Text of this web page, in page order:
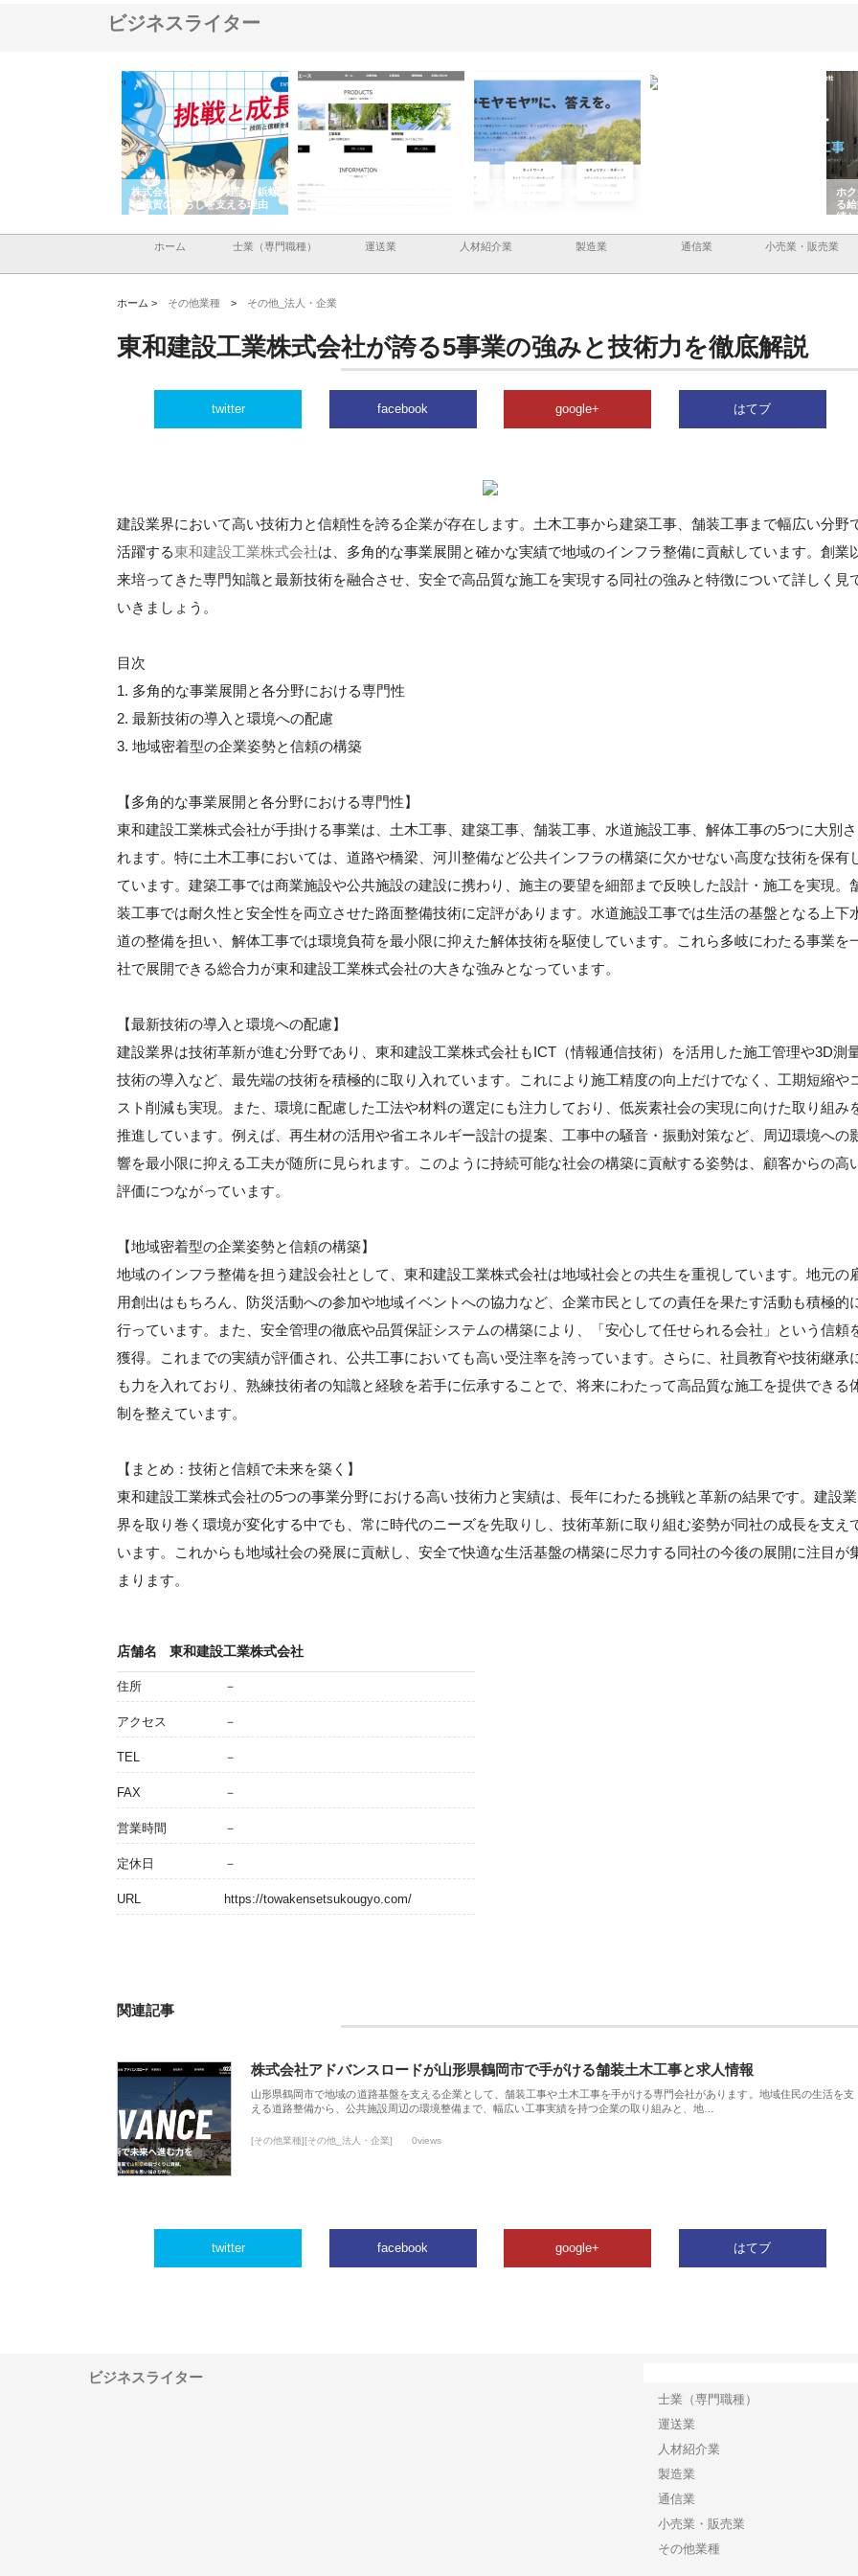
ビジネスライター
株式会社ナツハラが建設と鋲螺
で滋賀の暮らしを支える理由
株式会社メタルエースの企業サ
イトが提供する充実した情報内
株式会社ＣＳＡの事業内容と強
ホクシ
る給排
績と強
ホーム 士業（専門職種） 運送業 人材紹介業 製造業 通信業 小売業・販売業
ホーム > その他業種 > その他_法人・企業
東和建設工業株式会社が誇る5事業の強みと技術力を徹底解説
twitter facebook google+ はてブ
建設業界において高い技術力と信頼性を誇る企業が存在します。土木工事から建築工事、舗装工事まで幅広い分野
活躍する東和建設工業株式会社は、多角的な事業展開と確かな実績で地域のインフラ整備に貢献しています。創業
来培ってきた専門知識と最新技術を融合させ、安全で高品質な施工を実現する同社の強みと特徴について詳しく見
いきましょう。
目次
1. 多角的な事業展開と各分野における専門性
2. 最新技術の導入と環境への配慮
3. 地域密着型の企業姿勢と信頼の構築
【多角的な事業展開と各分野における専門性】
東和建設工業株式会社が手掛ける事業は、土木工事、建築工事、舗装工事、水道施設工事、解体工事の5つに大別さ
れます。特に土木工事においては、道路や橋梁、河川整備など公共インフラの構築に欠かせない高度な技術を保有
ています。建築工事では商業施設や公共施設の建設に携わり、施主の要望を細部まで反映した設計・施工を実現。
装工事では耐久性と安全性を両立させた路面整備技術に定評があります。水道施設工事では生活の基盤となる上下
道の整備を担い、解体工事では環境負荷を最小限に抑えた解体技術を駆使しています。これら多岐にわたる事業を
社で展開できる総合力が東和建設工業株式会社の大きな強みとなっています。
【最新技術の導入と環境への配慮】
建設業界は技術革新が進む分野であり、東和建設工業株式会社もICT（情報通信技術）を活用した施工管理や3D測
技術の導入など、最先端の技術を積極的に取り入れています。これにより施工精度の向上だけでなく、工期短縮や
スト削減も実現。また、環境に配慮した工法や材料の選定にも注力しており、低炭素社会の実現に向けた取り組み
推進しています。例えば、再生材の活用や省エネルギー設計の提案、工事中の騒音・振動対策など、周辺環境への
響を最小限に抑える工夫が随所に見られます。このように持続可能な社会の構築に貢献する姿勢は、顧客からの高
評価につながっています。
【地域密着型の企業姿勢と信頼の構築】
地域のインフラ整備を担う建設会社として、東和建設工業株式会社は地域社会との共生を重視しています。地元の
用創出はもちろん、防災活動への参加や地域イベントへの協力など、企業市民としての責任を果たす活動も積極的
行っています。また、安全管理の徹底や品質保証システムの構築により、「安心して任せられる会社」という信頼
獲得。これまでの実績が評価され、公共工事においても高い受注率を誇っています。さらに、社員教育や技術継承
も力を入れており、熟練技術者の知識と経験を若手に伝承することで、将来にわたって高品質な施工を提供できる
制を整えています。
【まとめ：技術と信頼で未来を築く】
東和建設工業株式会社の5つの事業分野における高い技術力と実績は、長年にわたる挑戦と革新の結果です。建設業
界を取り巻く環境が変化する中でも、常に時代のニーズを先取りし、技術革新に取り組む姿勢が同社の成長を支え
います。これからも地域社会の発展に貢献し、安全で快適な生活基盤の構築に尽力する同社の今後の展開に注目が
まります。
店舗名 東和建設工業株式会社
住所 －
アクセス －
TEL －
FAX －
営業時間 －
定休日 －
URL https://towakensetsukougyo.com/
関連記事
株式会社アドバンスロードが山形県鶴岡市で手がける舗装土木工事と求人情報
山形県鶴岡市で地域の道路基盤を支える企業として、舗装工事や土木工事を手がける専門会社があります。地域住民の生活を支
える道路整備から、公共施設周辺の環境整備まで、幅広い工事実績を持つ企業の取り組みと、地…
[その他業種][その他_法人・企業] 0views
twitter facebook google+ はてブ
ビジネスライター
士業（専門職種）
運送業
人材紹介業
製造業
通信業
小売業・販売業
その他業種